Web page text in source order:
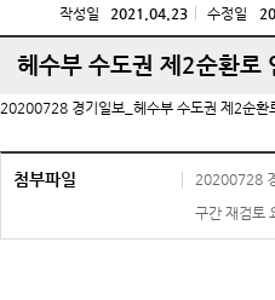
작성일 2021.04.23 수정일
헤수부 수도권 제2순환로
20200728 경기일보_헤수부 수도권 제2순환
첨부파일
20200728
구간 재검토